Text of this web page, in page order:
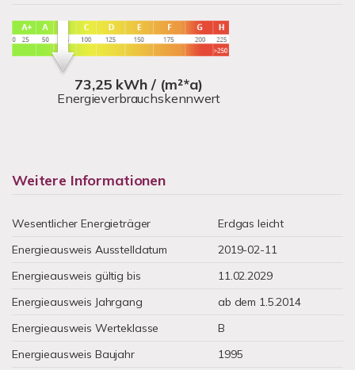
73,25 kWh / (m²*a)
Energieverbrauchskennwert
Weitere Informationen
Wesentlicher Energieträger
Erdgas leicht
Energieausweis Ausstelldatum
2019-02-11
Energieausweis gültig bis
11.02.2029
Energieausweis Jahrgang
ab dem 1.5.2014
Energieausweis Werteklasse
B
Energieausweis Baujahr
1995